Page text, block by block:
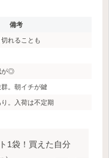
備考
れることも
が◎
。朝イチが鍵
。入荷は不定期
1袋！買えた自分